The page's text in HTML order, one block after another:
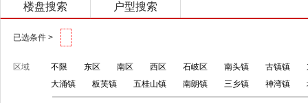
楼盘搜索 户型搜索
已选条件 >
区域 不限 东区 南区 西区 石岐区 南头镇 古镇镇
大涌镇
板芙镇 五桂山镇 南朗镇 三乡镇 神湾镇